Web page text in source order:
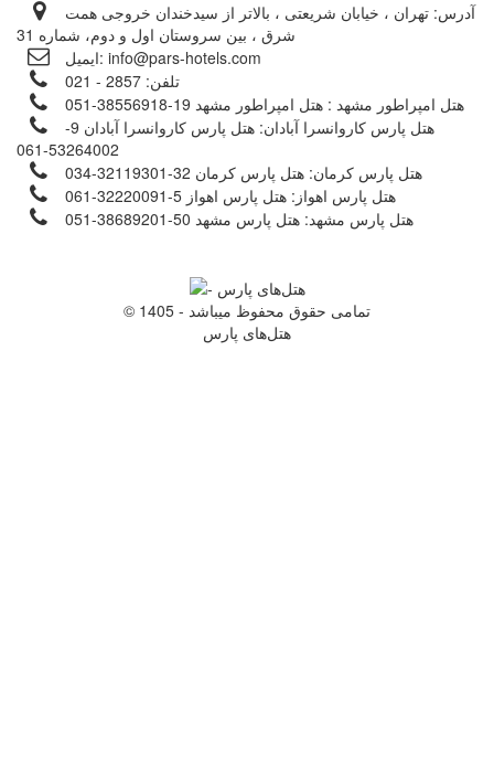
آدرس: تهران ، خیابان شریعتی ، بالاتر از سیدخندان خروجی همت
شرق ، بین سروستان اول و دوم، شماره 31
ایمیل: info@pars-hotels.com
تلفن:
هتل امپراطور مشهد : هتل امپراطور مشهد 19-38556918-051
هتل پارس کاروانسرا آبادان:
هتل پارس کاروانسرا آبادان 9-
53264002-061
هتل پارس کرمان: هتل پارس کرمان 32-32119301-034
هتل پارس اهواز: هتل پارس اهواز 5-32220091-061
هتل پارس مشهد: هتل پارس مشهد 50-38689201-051
© 1405 - تمامی حقوق محفوظ میباشد
هتل‌های پارس